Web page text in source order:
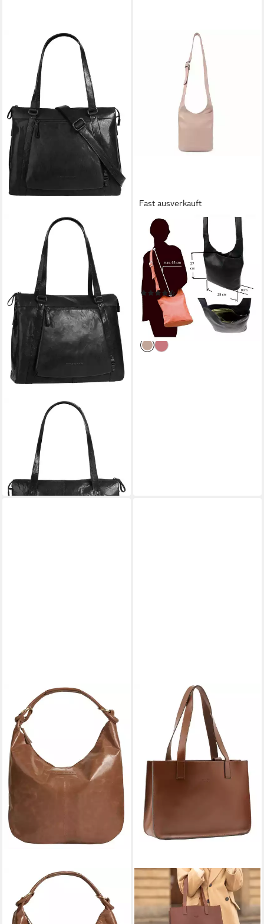
SPIKES & SPARROW
Shopper, echt Leder
198,95 €
239,00 €
lieferbar - in 6-8 Werktagen bei dir
Fast ausverkauft
ITALYSHOP24
Schultertasche Made in Italy
Damen Leder Tasche
CrossOver, Handtasche,
Umhängetasche, Shopper,
Bodybag (3)
65,95 € UVP 79,90 €
-17%
lieferbar - in 5-6 Werktagen bei dir